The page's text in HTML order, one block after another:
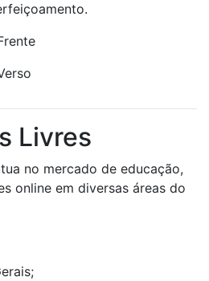
Livres
no mercado de educação,
online em diversas áreas do